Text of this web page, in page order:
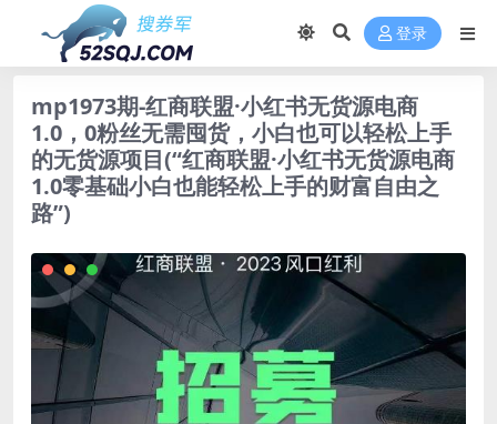
登录
mp1973期-红商联盟·小红书无货源电商
1.0，0粉丝无需囤货，小白也可以轻松上手
的无货源项目(“红商联盟·小红书无货源电商
1.0零基础小白也能轻松上手的财富自由之
路”)